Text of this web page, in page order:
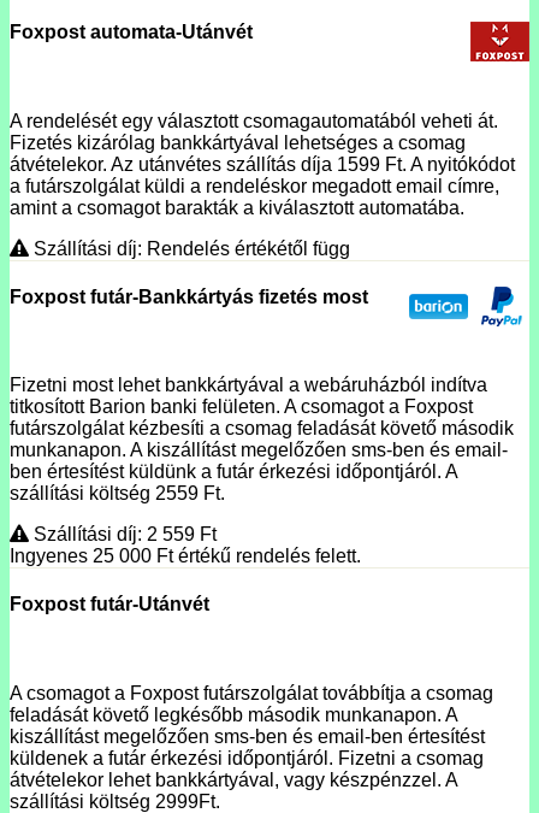
Foxpost automata-Utánvét
A rendelését egy választott csomagautomatából veheti át.
Fizetés kizárólag bankkártyával lehetséges a csomag
átvételekor. Az utánvétes szállítás díja 1599 Ft. A nyitókódot
a futárszolgálat küldi a rendeléskor megadott email címre,
amint a csomagot barakták a kiválasztott automatába.
Szállítási díj: Rendelés értékétől függ
Foxpost futár-Bankkártyás fizetés most
Fizetni most lehet bankkártyával a webáruházból indítva
titkosított Barion banki felületen. A csomagot a Foxpost
futárszolgálat kézbesíti a csomag feladását követő második
munkanapon. A kiszállítást megelőzően sms-ben és email-
ben értesítést küldünk a futár érkezési időpontjáról. A
szállítási költség 2559 Ft.
Szállítási díj: 2 559 Ft
Ingyenes 25 000 Ftértékű rendelés felett.
Foxpost futár-Utánvét
A csomagot a Foxpost futárszolgálat továbbítja a csomag
feladását követő legkésőbb második munkanapon. A
kiszállítást megelőzően sms-ben és email-ben értesítést
küldenek a futár érkezési időpontjáról. Fizetni a csomag
átvételekor lehet bankkártyával, vagy készpénzzel. A
szállítási költség 2999Ft.